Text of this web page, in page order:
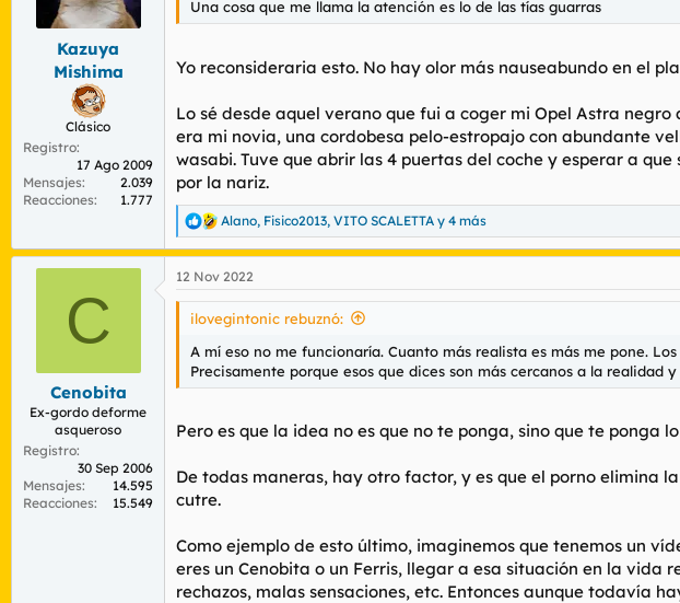
d
a
n
i
c
i
Kazuya
Mishima
Clásico
Registro
17 Ago 2009
Mensajes
2.039
Reacciones
1.777
Una cosa que me llama la atención es lo de las tías guarras
Yo reconsideraria esto. No hay olor más nauseabundo en el
Lo sé desde aquel verano que fui a coger mi Opel Astra
era mi novia, una cordobesa pelo-estropajo con abundante
wasabi. Tuve que abrir las 4 puertas del coche y esperar a
por la nariz.
R
e
a
c
c
s
Alano, Fisico2013, VITO SCALETTA y 4 más
C
Cenobita
Ex-gordo deforme
asqueroso
Registro
30 Sep 2006
Mensajes
14.595
Reacciones
15.549
12 Nov 2022
ilovegintonic rebuznó:
A mí eso no me funcionaría. Cuanto más realista es más me pone.
Precisamente porque esos que dices son más cercanos a la realidad
Pero es que la idea no es que no te ponga, sino que te
De todas maneras, hay otro factor, y es que el porno elimina
cutre.
Como ejemplo de esto último, imaginemos que tenemos un
eres un Cenobita o un Ferris, llegar a esa situación en la
rechazos, malas sensaciones, etc. Entonces aunque todavía